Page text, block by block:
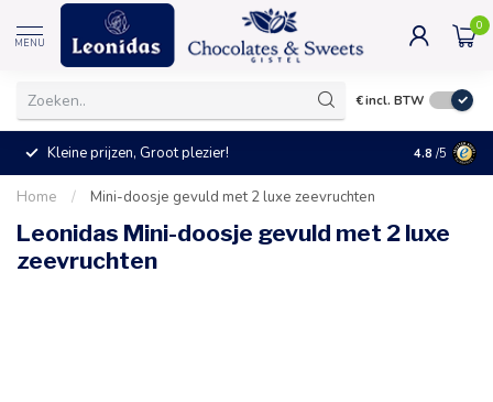
MENU
0
€incl. BTW
Kleine prijzen, Groot plezier! 4.8 /5
Home / Mini-doosje gevuld met 2 luxe zeevruchten
Leonidas Mini-doosje gevuld met 2 luxe
zeevruchten